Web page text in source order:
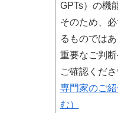
GPTs）の機
そのため、
るものではあ
重要なご判
ご確認くださ
専門家のご
む）